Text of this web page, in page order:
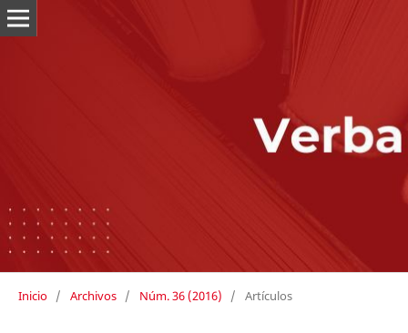
Inicio / Archivos / Núm. 36 (2016) / Artículos